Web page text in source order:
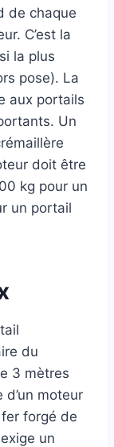
de chaque
C’est la
la plus
pose). La
aux portails
Un
doit être
kg pour un
un portail
du
3 mètres
moteur
forgé de
un